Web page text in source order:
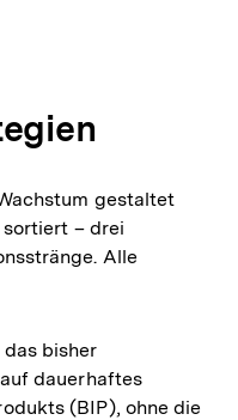
gestaltet
– drei
Alle
bisher
dauerhaftes
(BIP), ohne die